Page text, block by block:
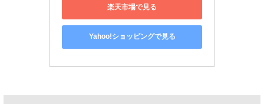
楽天市場で見る
Yahoo!ショッピングで見る